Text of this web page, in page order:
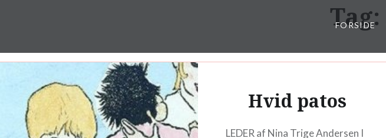
FORSIDE
Tag:
Hvid patos
LEDER af Nina Trige Andersen I